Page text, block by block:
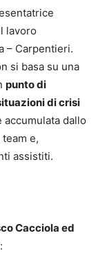
lavoro
– Carpentieri.
si basa su una
punto di
di crisi
accumulata dallo
e,
assistiti.
Cacciola ed